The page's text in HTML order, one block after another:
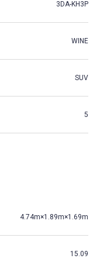
3DA-KH3P
WINE
SUV
5
4.74m×1.89m×1.69m
15.09